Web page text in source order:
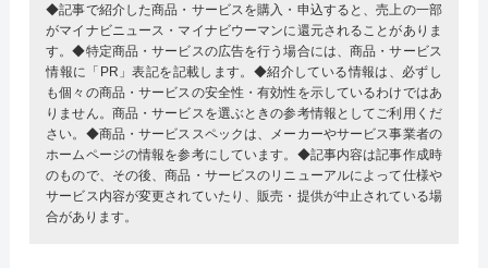
◆記事で紹介した商品・サービスを購入・申込すると、売上の一部
がマイナビニュース・マイナビウーマンに還元されることがありま
す。◆特定商品・サービスの広告を行う場合には、商品・サービス
情報に「PR」表記を記載します。◆紹介している情報は、必ずし
も個々の商品・サービスの安全性・有効性を示しているわけではあ
りません。商品・サービスを選ぶときの参考情報としてご利用くだ
さい。◆商品・サービススペックは、メーカーやサービス事業者の
ホームページの情報を参考にしています。◆記事内容は記事作成時
のもので、その後、商品・サービスのリニューアルによって仕様や
サービス内容が変更されていたり、販売・提供が中止されている場
合があります。